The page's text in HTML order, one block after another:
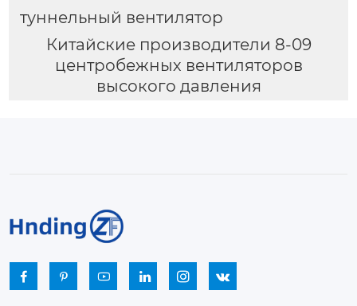
туннельный вентилятор
Китайские производители 8-09
центробежных вентиляторов
высокого давления
     